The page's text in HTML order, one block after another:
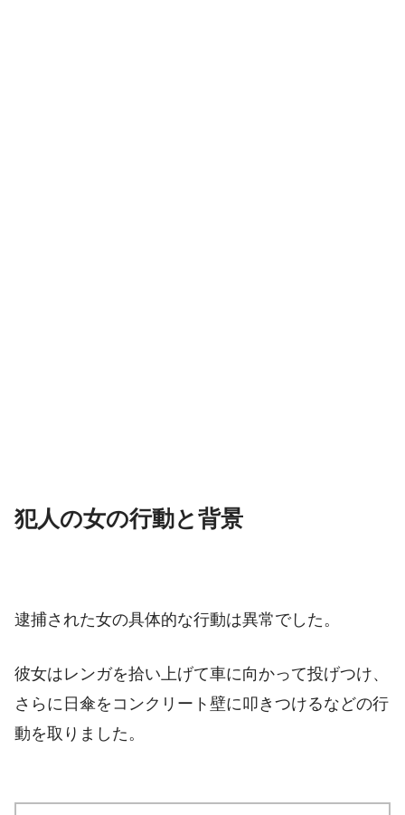
犯人の女の行動と背景
逮捕された女の具体的な行動は異常でした。
彼女はレンガを拾い上げて車に向かって投げつけ、
さらに日傘をコンクリート壁に叩きつけるなどの行
動を取りました。